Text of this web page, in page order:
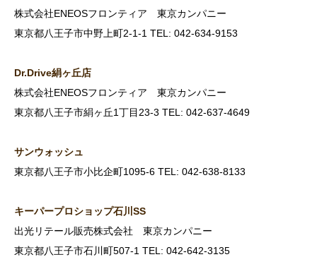
株式会社ENEOSフロンティア 東京カンパニー
東京都八王子市中野上町2-1-1 TEL: 042-634-9153
Dr.Drive絹ヶ丘店
株式会社ENEOSフロンティア 東京カンパニー
東京都八王子市絹ヶ丘1丁目23-3 TEL: 042-637-4649
サンウォッシュ
東京都八王子市小比企町1095-6 TEL: 042-638-8133
キーパープロショップ石川SS
出光リテール販売株式会社 東京カンパニー
東京都八王子市石川町507-1 TEL: 042-642-3135